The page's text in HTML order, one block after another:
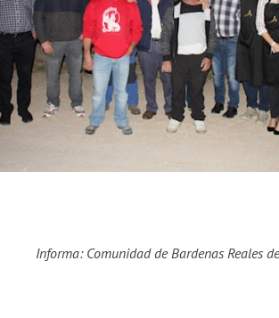
Informa: Comunidad de Bardenas Reales